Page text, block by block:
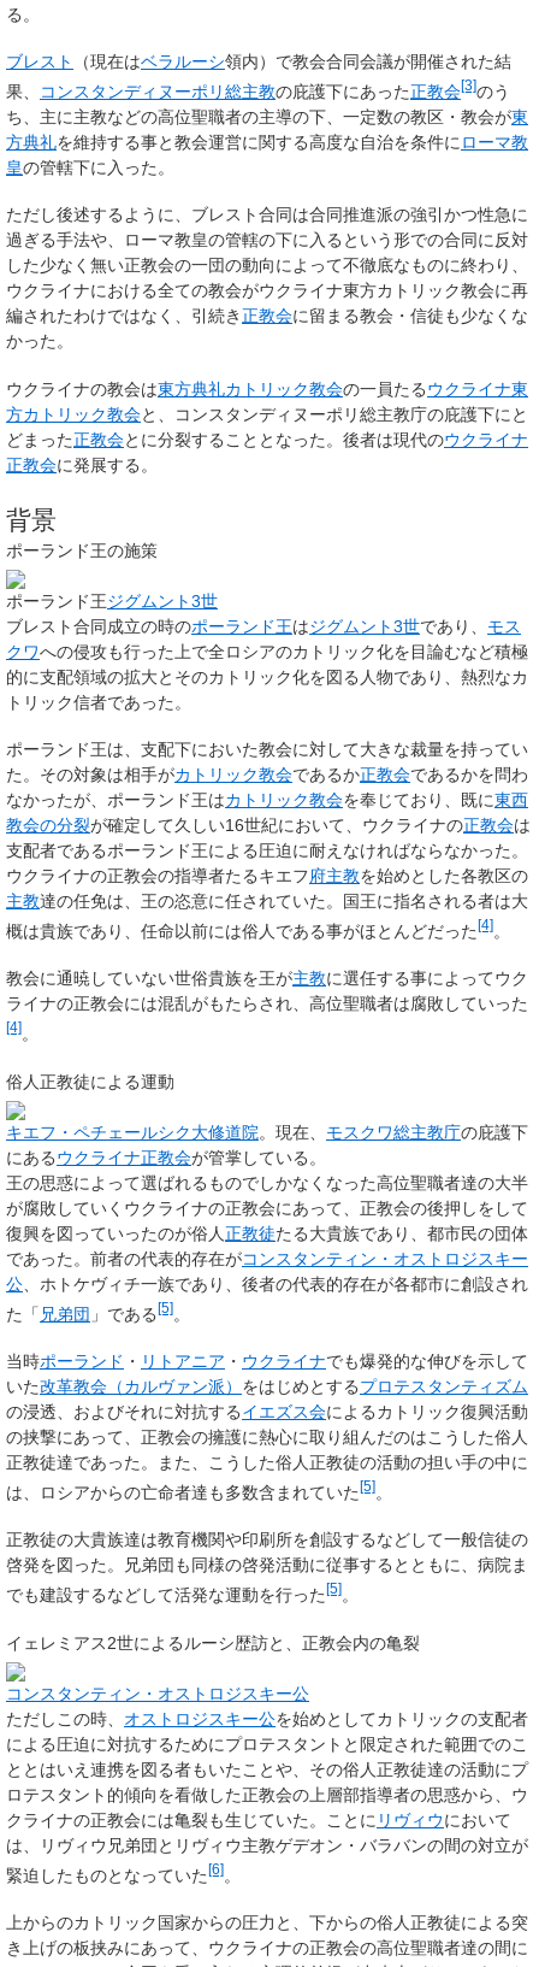
る。
ブレスト （現在はベラルーシ領内）で教会合同会議が開催された結
果、
コンスタンディヌーポリ総主教の庇護下にあった正教会[3]のう
ち、主に主教などの高位聖職者の主導の下、一定数の教区・教会が東
方典礼を維持する事と教会運営に関する高度な自治を条件に ローマ教
皇の管轄下に入った。
ただし後述するように、ブレスト合同は合同推進派の強引かつ性急に
過ぎる手法や、ローマ教皇の管轄の下に入るという形での合同に反対
した少なく無い正教会の一団の動向によって不徹底なものに終わり、
ウクライナにおける全ての教会がウクライナ東方カトリック教会に再
編されたわけではなく、引続き正教会に留まる教会・信徒も少なくな
かった。
ウクライナの教会は東方典礼カトリック教会の一員たるウクライナ東
方カトリック教会と、コンスタンディヌーポリ総主教庁の庇護下にと
どまった正教会とに分裂することとなった。後者は現代のウクライナ
正教会に発展する。
背景
ポーランド王の施策
ポーランド王ジグムント3世
ブレスト合同成立の時のポーランド王はジグムント3世であり、 モス
クワへの侵攻も行った上で全ロシアのカトリック化を目論むなど積極
的に支配領域の拡大とそのカトリック化を図る人物であり、熱烈なカ
トリック信者であった。
ポーランド王は、支配下においた教会に対して大きな裁量を持ってい
た。その対象は相手がカトリック教会であるか正教会であるかを問わ
なかったが、ポーランド王はカトリック教会を奉じており、既に東西
教会の分裂が確定して久しい16世紀において、ウクライナの正教会は
支配者であるポーランド王による圧迫に耐えなければならなかった。
ウクライナの正教会の指導者たるキエフ府主教を始めとした各教区の
主教達の任免は、王の恣意に任されていた。国王に指名される者は大
概は貴族であり、任命以前には俗人である事がほとんどだった [4] 。
教会に通暁していない世俗貴族を王が主教に選任する事によってウク
ライナの正教会には混乱がもたらされ、高位聖職者は腐敗していった
[4] 。
俗人正教徒による運動
キエフ・ペチェールシク大修道院。現在、 モスクワ総主教庁の庇護下
にあるウクライナ正教会が管掌している。
王の思惑によって選ばれるものでしかなくなった高位聖職者達の大半
が腐敗していくウクライナの正教会にあって、正教会の後押しをして
復興を図っていったのが俗人正教徒たる大貴族であり、都市民の団体
であった。前者の代表的存在がコンスタンティン・オストロジスキー
公 、ホトケヴィチ一族であり、後者の代表的存在が各都市に創設され
た「 兄弟団 」である[5]。
当時ポーランド ・ リトアニア ・ ウクライナでも爆発的な伸びを示して
いた改革教会（カルヴァン派） をはじめとするプロテスタンティズム
の浸透、およびそれに対抗するイエズス会によるカトリック復興活動
の挟撃にあって、正教会の擁護に熱心に取り組んだのはこうした俗人
正教徒達であった。また、こうした俗人正教徒の活動の担い手の中に
は、ロシアからの亡命者達も多数含まれていた[5]。
正教徒の大貴族達は教育機関や印刷所を創設するなどして一般信徒の
啓発を図った。兄弟団も同様の啓発活動に従事するとともに、病院ま
でも建設するなどして活発な運動を行った [5] 。
イェレミアス2世によるルーシ歴訪と、正教会内の亀裂
コンスタンティン・オストロジスキー公
ただしこの時、 オストロジスキー公を始めとしてカトリックの支配者
による圧迫に対抗するためにプロテスタントと限定された範囲でのこ
ととはいえ連携を図る者もいたことや、その俗人正教徒達の活動にプ
ロテスタント的傾向を看做した正教会の上層部指導者の思惑から、ウ
クライナの正教会には亀裂も生じていた。ことに リヴィウにおいて
は、リヴィウ兄弟団とリヴィウ主教ゲデオン・バラバンの間の対立が
緊迫したものとなっていた[6]。
上からのカトリック国家からの圧力と、下からの俗人正教徒による突
き上げの板挟みにあって、ウクライナの正教会の高位聖職者達の間に